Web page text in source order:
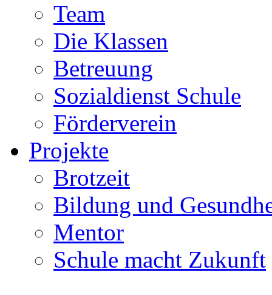
Team
Die Klassen
Betreuung
Sozialdienst Schule
Förderverein
Projekte
Brotzeit
Bildung und
Mentor
Schule macht Zukunft